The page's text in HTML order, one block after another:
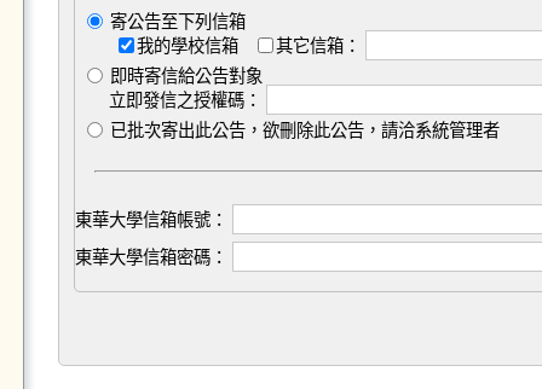
寄公告至下列信箱
我的學校信箱
其它信箱：
即時寄信給公告對象
立即發信之授權碼：
已批次寄出此公告，欲刪除此公告，請洽系統管理者
東華大學信箱帳號：
東華大學信箱密碼：